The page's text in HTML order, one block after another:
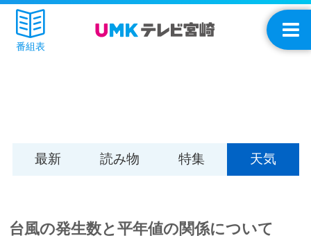
番組表
最新 読み物 特集 天気
台風の発生数と平年値の関係について